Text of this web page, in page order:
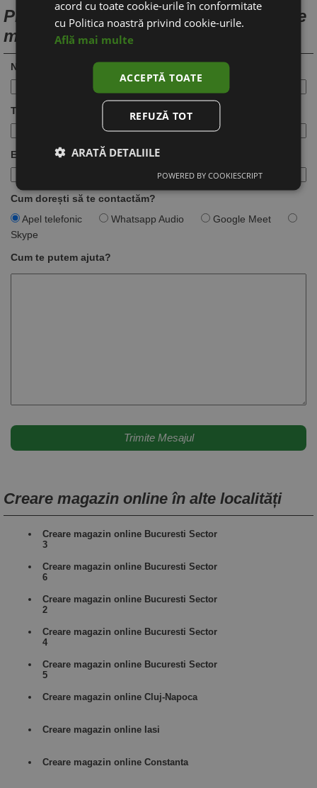
Programează o discuție pentru creare
magazin online
Nume:
Telefon:
Email:
Cum dorești să te contactăm?
Apel telefonic
Whatsapp Audio
Google Meet
Skype
Cum te putem ajuta?
Creare magazin online în alte localități
Creare magazin online Bucuresti Sector
3
Creare magazin online Bucuresti Sector
6
Creare magazin online Bucuresti Sector
2
Creare magazin online Bucuresti Sector
4
Creare magazin online Bucuresti Sector
5
Creare magazin online Cluj-Napoca
Creare magazin online Iasi
Creare magazin online Constanta
acord cu toate cookie-urile în conformitate
cu Politica noastră privind cookie-urile.
Află mai multe
ACCEPTĂ TOATE
REFUZĂ TOT
ARATĂ DETALIILE
POWERED BY COOKIESCRIPT